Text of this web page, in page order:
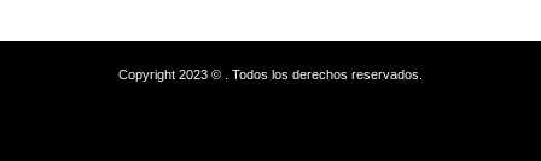
Copyright 2023 © . Todos los derechos reservados.